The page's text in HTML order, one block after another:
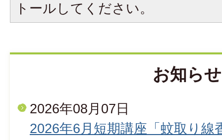
トールしてください。
お知らせ
2026年08月07日
2026年6月短期講座「蚊取り